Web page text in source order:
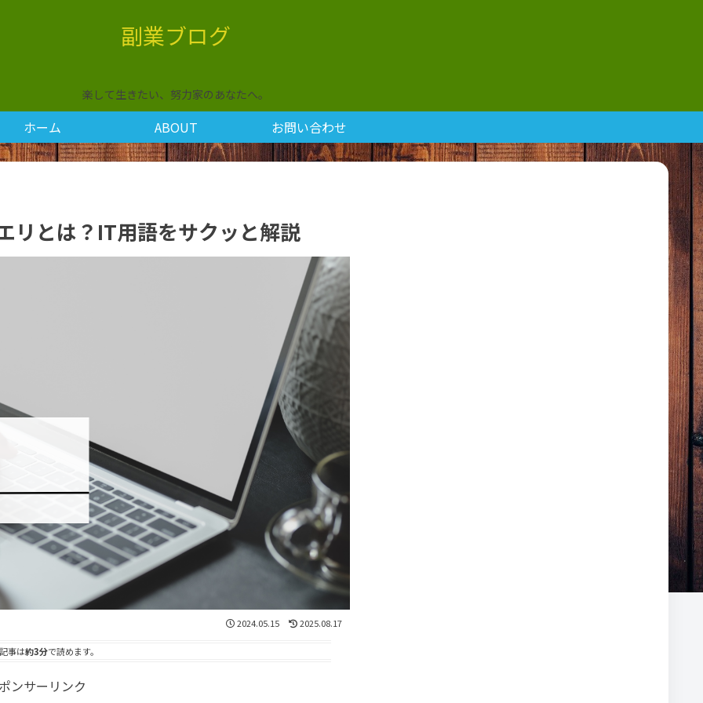
副業ブログ
楽して生きたい、努力家のあなたへ。
ホーム ABOUT お問い合わせ
リとは？IT用語をサクッと解説
2024.05.15 2025.08.17
事は約3分で読めます。
ンサーリンク